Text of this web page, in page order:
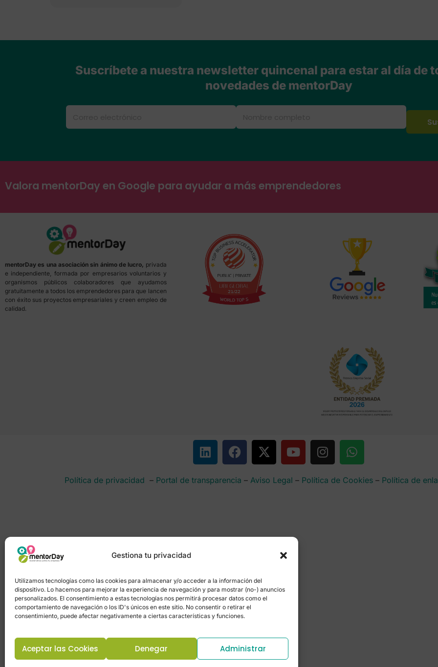
Gestiona tu privacidad
Utilizamos tecnologías como las cookies para almacenar y/o acceder a la información del
dispositivo. Lo hacemos para mejorar la experiencia de navegación y para mostrar (no-) anuncios
personalizados. El consentimiento a estas tecnologías nos permitirá procesar datos como el
comportamiento de navegación o los ID's únicos en este sitio. No consentir o retirar el
consentimiento, puede afectar negativamente a ciertas características y funciones.
Aceptar las Cookies Denegar Administrar
Suscríbete a nuestra newsletter quincenal para estar al día de
novedades de mentorDay
Valora mentorDay en Google para ayudar a más emprendedores
mentorDay es una asociación sin ánimo de lucro, privada
e independiente, formada por empresarios voluntarios y
organismos públicos colaboradores que ayudamos
gratuitamente a todos los emprendedores para que lancen
con éxito sus proyectos empresariales y creen empleo de
calidad.
Política de privacidad – Portal de transparencia – Aviso Legal – Política de Cookies– Política de